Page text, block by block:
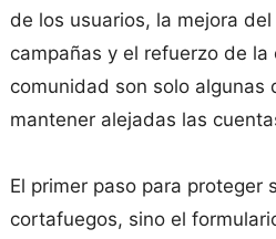
de los usuarios, la mejora
campañas y el refuerzo de la
comunidad son solo algunas
mantener alejadas las
El primer paso para proteger
cortafuegos, sino el